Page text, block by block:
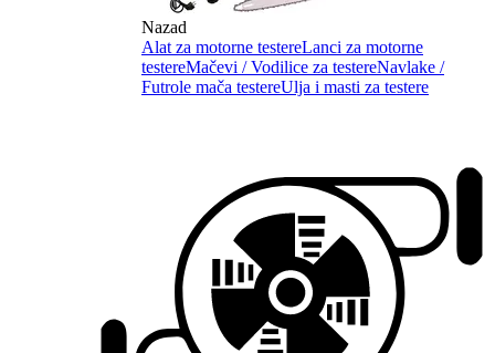
Nazad
Alat za motorne testereLanci za motorne
testereMačevi / Vodilice za testereNavlake /
Futrole mača testereUlja i masti za testere